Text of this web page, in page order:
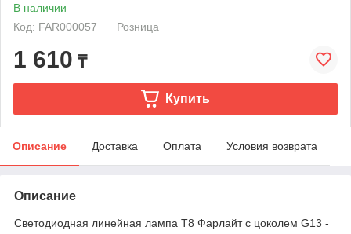
В наличии
Код: FAR000057
Розница
1 610 ₸
Купить
Описание Доставка Оплата Условия возврата
Описание
Светодиодная линейная лампа Т8 Фарлайт с цоколем G13 -